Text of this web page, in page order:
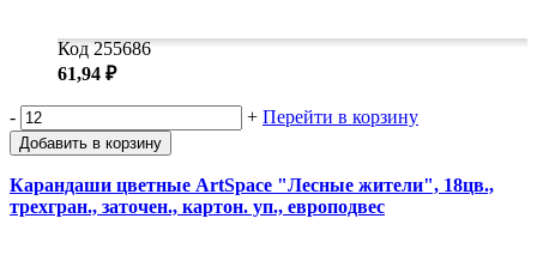
Код 255686
61,94 ₽
- + Перейти в корзину
Добавить в корзину
Карандаши цветные ArtSpace "Лесные жители", 18цв.,
трехгран., заточен., картон. уп., европодвес